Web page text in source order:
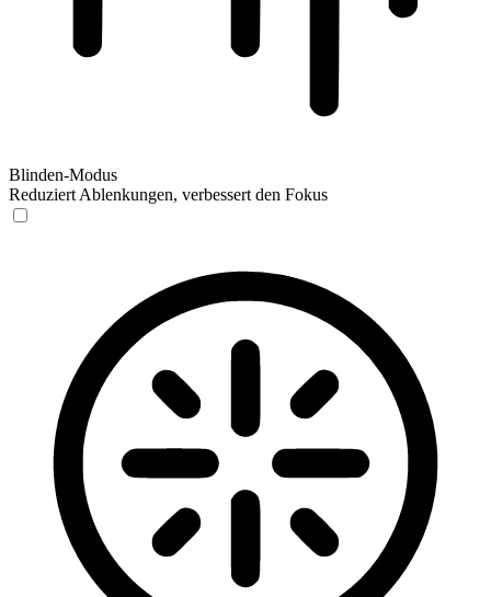
Blinden-Modus
Reduziert Ablenkungen, verbessert den Fokus